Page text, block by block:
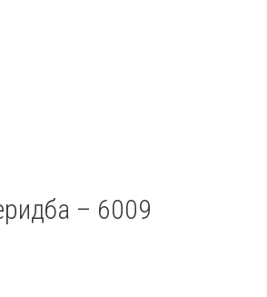
– 6009